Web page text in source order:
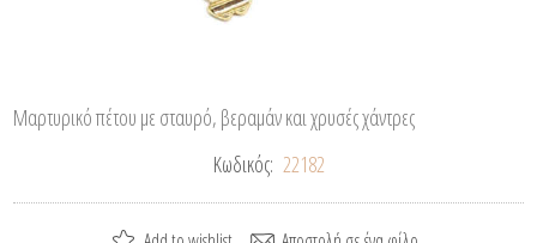
Μαρτυρικό πέτου με σταυρό, βεραμάν και χρυσές χάντρες
Κωδικός: 22182